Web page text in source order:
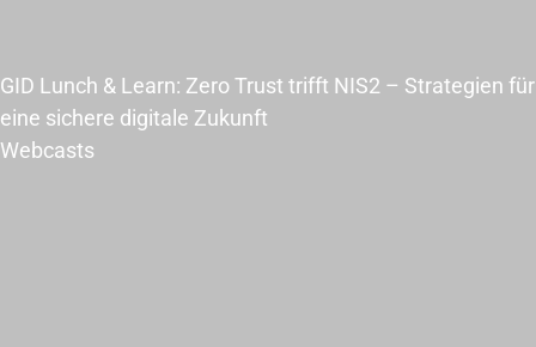
GID Lunch & Learn: Zero Trust trifft NIS2 – Strategien für
eine sichere digitale Zukunft
Webcasts